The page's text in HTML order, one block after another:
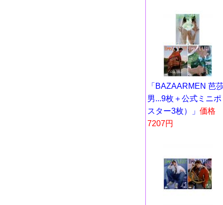
「BAZAARMEN 芭
男...9枚＋公式ミニポ
スター3枚）」 価格
7207円